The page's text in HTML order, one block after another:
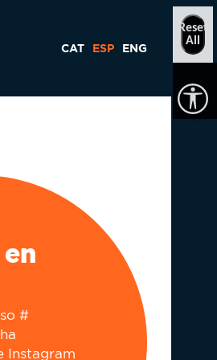
CAT ESP ENG
#
Instagram
Reset
All